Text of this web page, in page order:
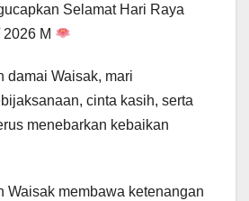
Selamat Hari Raya
M
damai Waisak, mari
cinta kasih, serta
menebarkan kebaikan
Waisak membawa ketenangan